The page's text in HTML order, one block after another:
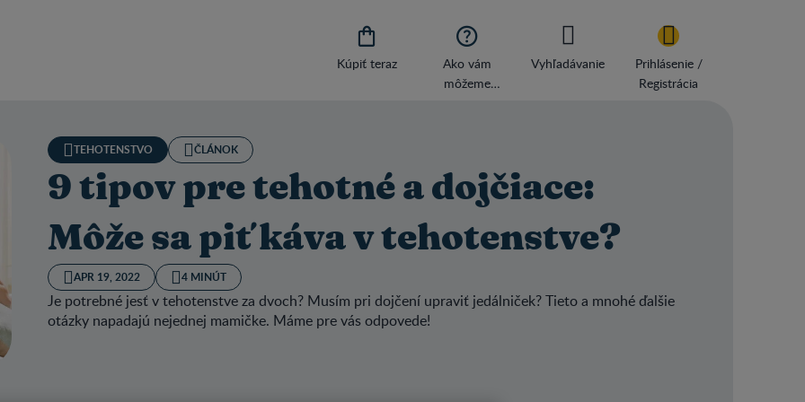

Kúpiť teraz

Ako vám
môžeme
Vyhľadávanie
Prihlásenie /
Registrácia
TEHOTENSTVO ČLÁNOK
9 tipov pre tehotné a dojčiace:
Môže sa piť káva v tehotenstve?
APR 19, 2022 4 MINÚT
Je potrebné jesť v tehotenstve za dvoch? Musím pri dojčení upraviť jedálniček? Tieto a mnohé ďalšie
otázky napadajú nejednej mamičke. Máme pre vás odpovede!